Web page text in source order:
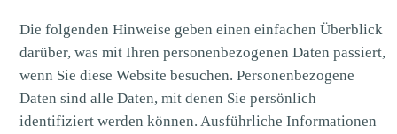
Die folgenden Hinweise geben einen einfachen Überblick
darüber, was mit Ihren personenbezogenen Daten passiert,
wenn Sie diese Website besuchen. Personenbezogene
Daten sind alle Daten, mit denen Sie persönlich
identifiziert werden können. Ausführliche Informationen